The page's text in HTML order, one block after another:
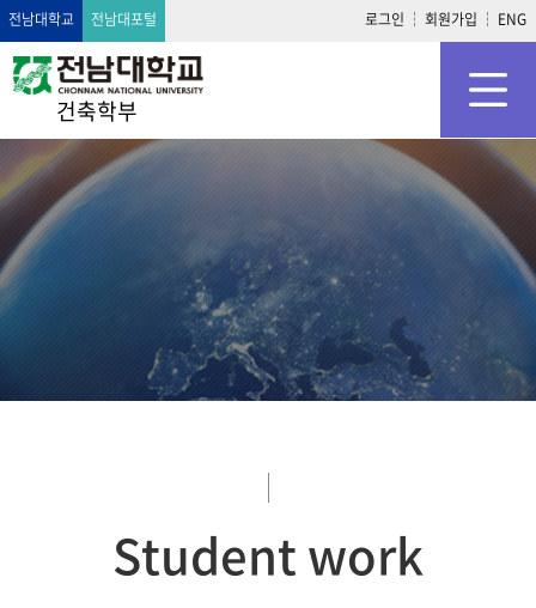
전남대학교 전남대포털 로그인 회원가입 ENG
건축학부
Student work